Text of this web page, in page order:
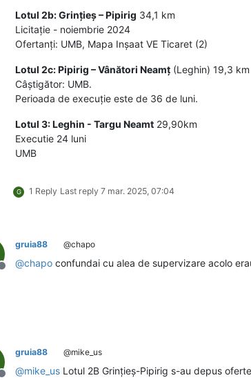
Lotul 2b: Grințieș – Pipirig 34,1 km
Licitație - noiembrie 2024
Ofertanți: UMB, Mapa Inșaat VE Ticaret (2)
Lotul 2c: Pipirig – Vânători Neamț (Leghin) 19,3 km
Câștigător: UMB.
Perioada de execuție este de 36 de luni.
Lotul 3: Leghin - Targu Neamt 29,90km
Executie 24 luni
UMB
G 1 Reply Last reply 7 mar. 2025, 07:04
Deconectat
gruia88 @chapo
@chapo confundai cu alea de supervizare acolo
gruia88 @mike_us
@mike_us Lotul 2B Grințieș-Pipirig s-au depus